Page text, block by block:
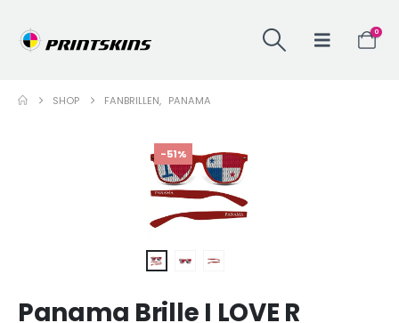
0
SHOP FANBRILLEN, PANAMA
-51%
Panama Brille I LOVE R